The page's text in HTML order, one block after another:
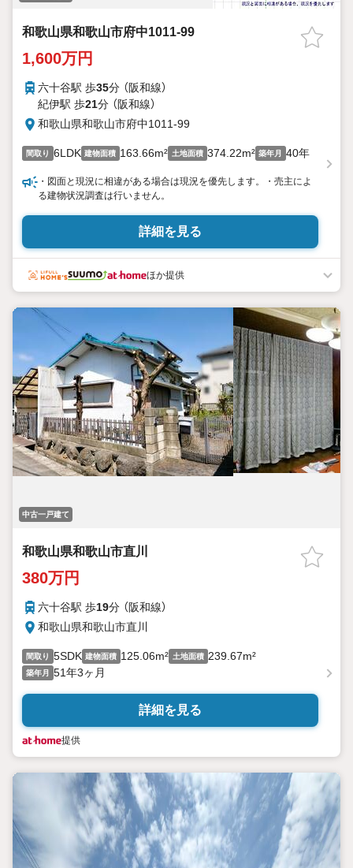
和歌山県和歌山市府中1011-99
1,600万円
六十谷駅 歩35分 （阪和線）
紀伊駅 歩21分 （阪和線）
和歌山県和歌山市府中1011-99
間取り 6LDK 建物面積 163.66m² 土地面積 374.22m² 築年月 40年
・図面と現況に相違がある場合は現況を優先します。・売主によ
る建物状況調査は行いません。
詳細を見る
ほか提供
中古一戸建て
和歌山県和歌山市直川
380万円
六十谷駅 歩19分 （阪和線）
和歌山県和歌山市直川
間取り 5SDK 建物面積 125.06m² 土地面積 239.67m²
築年月 51年3ヶ月
詳細を見る
提供